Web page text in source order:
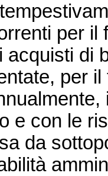
per il
acquisti di
per
e con le
da